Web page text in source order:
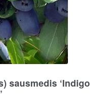
sausmedis ‘Indigo